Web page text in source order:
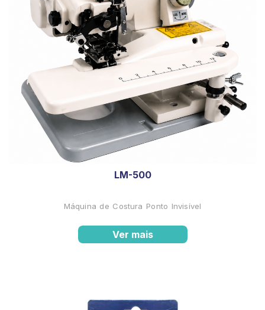
LM-500
Máquina de Costura Ponto Invisível
Ver mais